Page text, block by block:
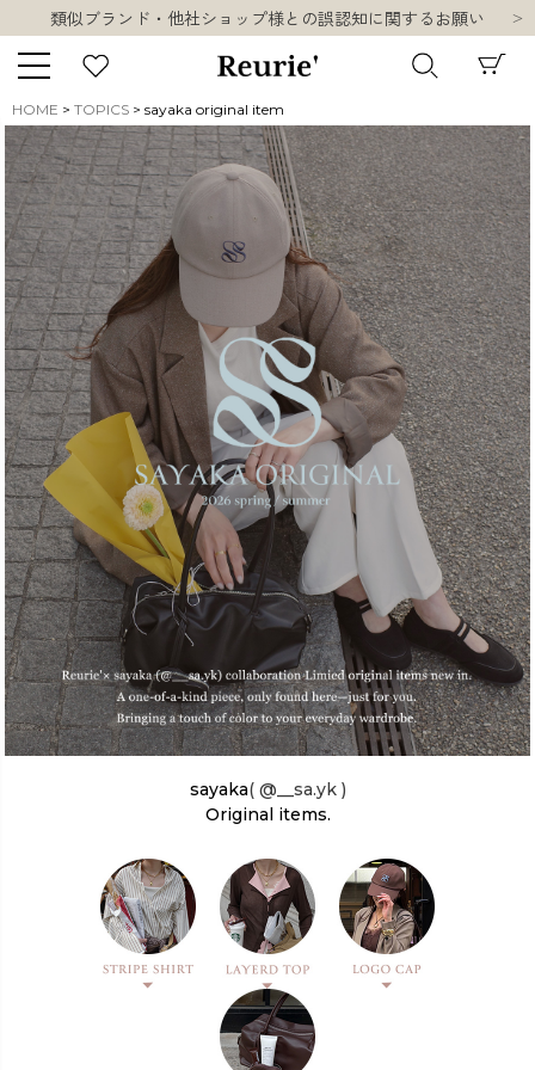
類似ブランド・他社ショップ様との誤認知に関するお願い
熊本県熊本地方を震源とする地震の影響について
お盆期間中の営業・配送に関して
類似ブランド・他社ショップ様との誤認知に関するお願い
10,000円以上ご購入で送料無料
キーワード
販売タイプ
新着 再入荷 SALE
商品タイプ
ORIGINAL HIT ITEM
カラー
在庫なし商品
表示する
表示しない
HOME TOPICS sayaka original item
sayaka( @__sa.yk )
Original items.